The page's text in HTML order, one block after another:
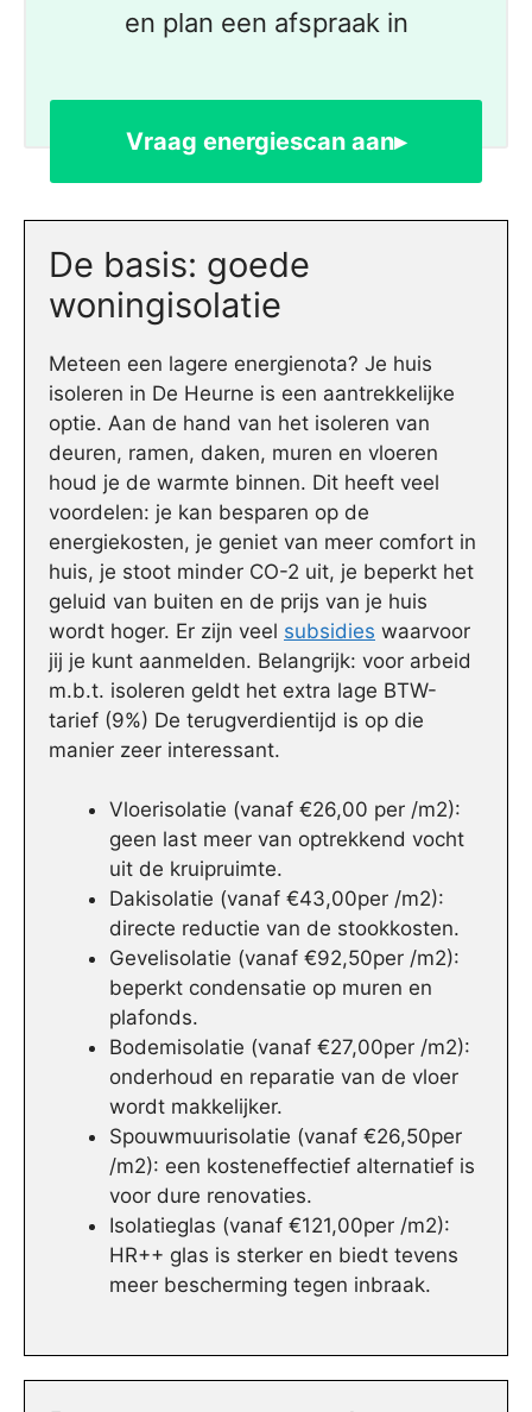
en plan een afspraak in
Vraag energiescan aan▸
De basis: goede
woningisolatie
Meteen een lagere energienota? Je huis
isoleren in De Heurne is een aantrekkelijke
optie. Aan de hand van het isoleren van
deuren, ramen, daken, muren en vloeren
houd je de warmte binnen. Dit heeft veel
voordelen: je kan besparen op de
energiekosten, je geniet van meer comfort in
huis, je stoot minder CO-2 uit, je beperkt het
geluid van buiten en de prijs van je huis
wordt hoger. Er zijn veel subsidies waarvoor
jij je kunt aanmelden. Belangrijk: voor arbeid
m.b.t. isoleren geldt het extra lage BTW-
tarief (9%) De terugverdientijd is op die
manier zeer interessant.
Vloerisolatie (vanaf €26,00 per /m2):
geen last meer van optrekkend vocht
uit de kruipruimte.
Dakisolatie (vanaf €43,00per /m2):
directe reductie van de stookkosten.
Gevelisolatie (vanaf €92,50per /m2):
beperkt condensatie op muren en
plafonds.
Bodemisolatie (vanaf €27,00per /m2):
onderhoud en reparatie van de vloer
wordt makkelijker.
Spouwmuurisolatie (vanaf €26,50per
/m2): een kosteneffectief alternatief is
voor dure renovaties.
Isolatieglas (vanaf €121,00per /m2):
HR++ glas is sterker en biedt tevens
meer bescherming tegen inbraak.